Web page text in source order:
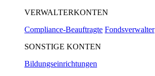
VERWALTERKONTEN
Compliance-Beauftragte Fondsverwalter
SONSTIGE KONTEN
Bildungseinrichtungen